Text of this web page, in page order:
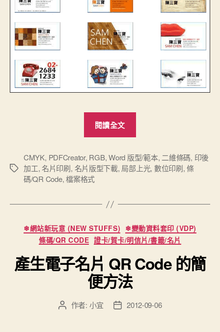
閱讀全文
刷
製
篇”
標
CMYK, PDFCreator, RGB,Word 版型/範本, 二維條碼, 印後
加工,名片印刷, 名片版型下載, 局部上光, 數位印刷,條
碼/QR Code,檔案格式
分
類
❄網站新玩意 (NEW STUFFS) ❄變動資料套印 (VDP)
條碼/QR CODE 證卡/賀卡/明信片/書籤/名片
產生電子名片 QR Code 的簡
便方法
文 作者: 小宜
文 2012-09-06